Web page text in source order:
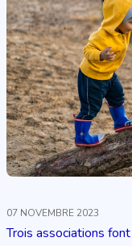
07 NOVEMBRE 2023
Trois associations